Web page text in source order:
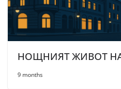
НОЩНИЯТ ЖИВОТ
9 months